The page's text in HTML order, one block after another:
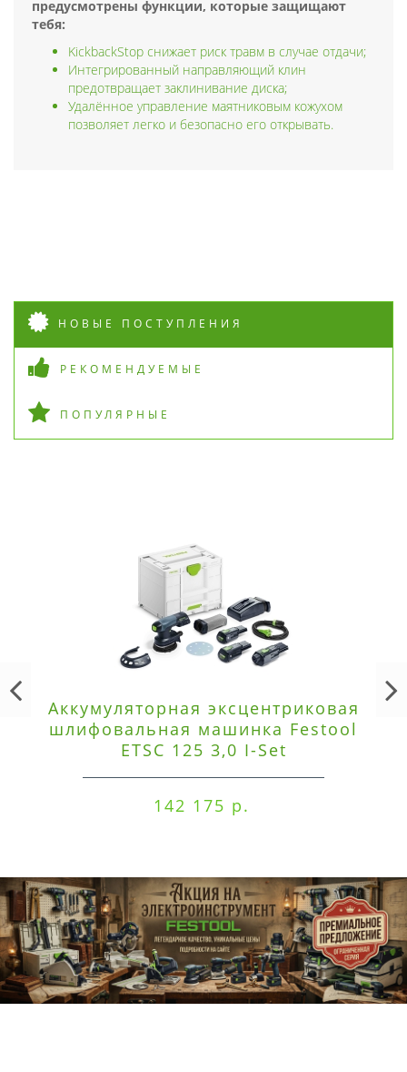
предусмотрены функции, которые защищают
тебя:
KickbackStop снижает риск травм в случае отдачи;
Интегрированный направляющий клин
предотвращает заклинивание диска;
Удалённое управление маятниковым кожухом
позволяет легко и безопасно его открывать.
НОВЫЕ ПОСТУПЛЕНИЯ
РЕКОМЕНДУЕМЫЕ
ПОПУЛЯРНЫЕ
Аккумуляторная эксцентриковая
шлифовальная машинка Festool
ETSC 125 3,0 I-Set
142 175 р.